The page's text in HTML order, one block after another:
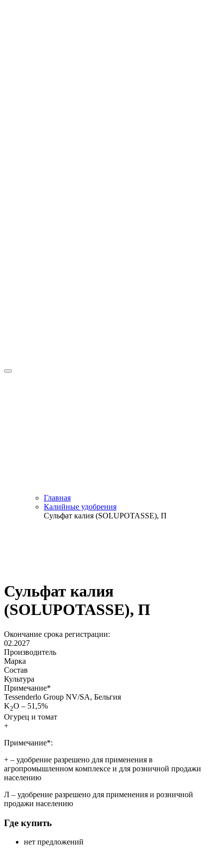
Главная
Калийные удобрения
Сульфат калия (SOLUPOTASSE), П
Сульфат калия
(SOLUPOTASSE), П
Окончание срока регистрации:
02.2027
Производитель
Марка
Состав
Культура
Примечание*
Tessenderlo Group NV/SA, Бельгия
K2O – 51,5%
Огурец и томат
+
Примечание*:
+ – удобрение разрешено для применения в
агропромышленном комплексе и для розничной продажи
населению
Л – удобрение разрешено для применения и розничной
продажи населению
Где купить
нет предложений